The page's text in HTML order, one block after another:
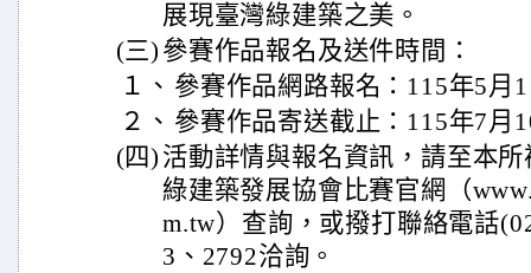
展現臺灣綠建築之美。
(三) 參賽作品報名及送件時間：
１、 參賽作品網路報名：115年5月
２、 參賽作品寄送截止：115年7月
(四) 活動詳情與報名資訊，請至本
綠建築發展協會比賽官網（
m.tw）查詢，或撥打聯絡電話
3、2792洽詢。